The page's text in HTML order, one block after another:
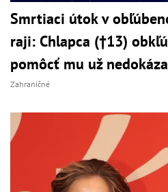
Smrtiaci útok v
raji: Chlapca (†13)
pomôcť mu už
Zahraničné